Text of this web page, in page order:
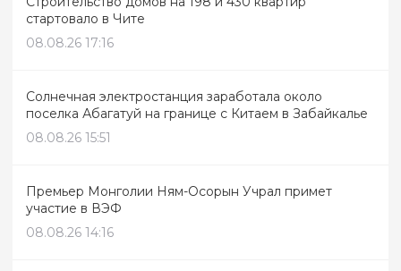
стартовало в Чите
08.08.26 17:16
Солнечная электростанция заработала около
поселка Абагатуй на границе с Китаем в Забайкалье
08.08.26 15:51
Премьер Монголии Ням-Осорын Учрал примет
участие в ВЭФ
08.08.26 14:16